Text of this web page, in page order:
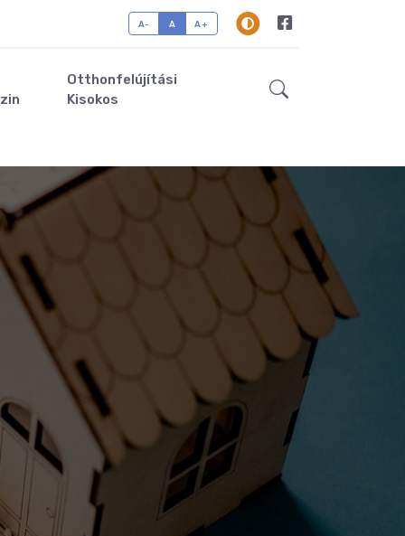
A- A A+
Otthonfelújítási
Kisokos